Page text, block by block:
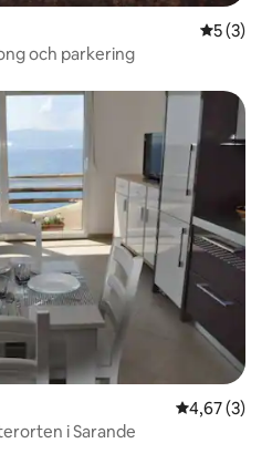
5 av 5 i
5 (3)
och parkering
4,67 av 5 i
4,67 (3)
i Sarande